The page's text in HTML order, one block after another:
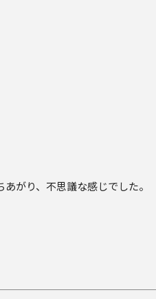
がり、不思議な感じでした。